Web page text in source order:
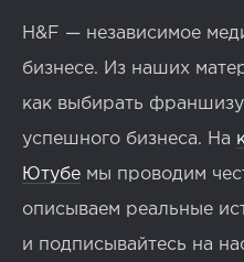
H&F — независимое
бизнесе. Из наших
как выбирать
успешного бизнеса. На
Ютубе мы проводим
описываем реальные
и подписывайтесь на